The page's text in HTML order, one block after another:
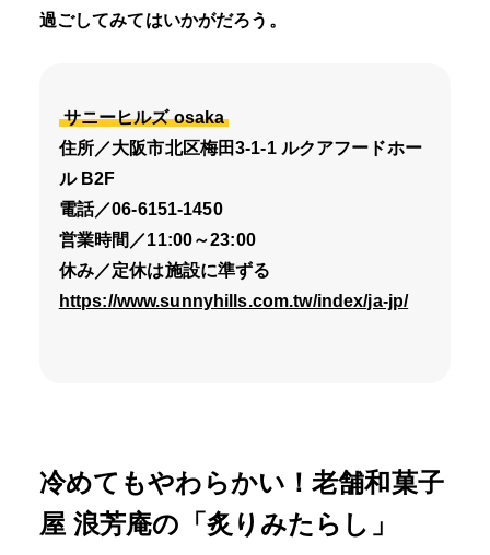
過ごしてみてはいかがだろう。
サニーヒルズ osaka
住所／大阪市北区梅田3-1-1 ルクアフードホー
ル B2F
電話／06-6151-1450
営業時間／11:00～23:00
休み／定休は施設に準ずる
https://www.sunnyhills.com.tw/index/ja-jp/
冷めてもやわらかい！老舗和菓子
屋 浪芳庵の「炙りみたらし」